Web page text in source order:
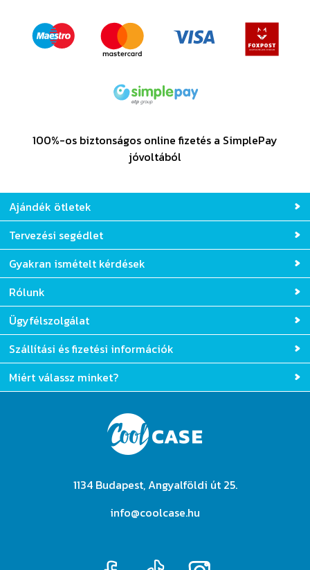
100%-os biztonságos online fizetés a SimplePay
jóvoltából
Ajándék ötletek
Tervezési segédlet
Gyakran ismételt kérdések
Rólunk
Ügyfélszolgálat
Szállítási és fizetési információk
Miért válassz minket?
1134 Budapest, Angyalföldi út 25.
info@coolcase.hu